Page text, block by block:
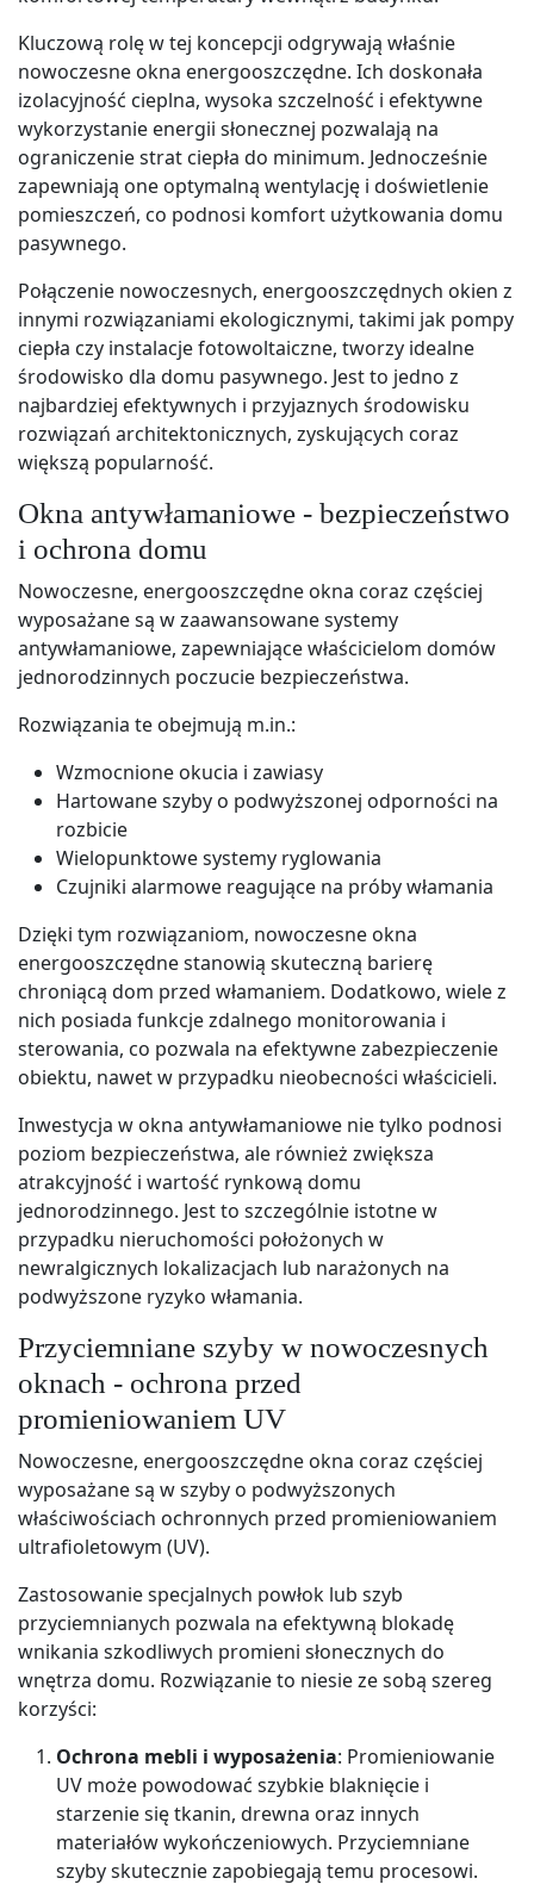
Kluczową rolę w tej koncepcji odgrywają właśnie
nowoczesne okna energooszczędne. Ich doskonała
izolacyjność cieplna, wysoka szczelność i efektywne
wykorzystanie energii słonecznej pozwalają na
ograniczenie strat ciepła do minimum. Jednocześnie
zapewniają one optymalną wentylację i doświetlenie
pomieszczeń, co podnosi komfort użytkowania domu
pasywnego.
Połączenie nowoczesnych, energooszczędnych okien z
innymi rozwiązaniami ekologicznymi, takimi jak pompy
ciepła czy instalacje fotowoltaiczne, tworzy idealne
środowisko dla domu pasywnego. Jest to jedno z
najbardziej efektywnych i przyjaznych środowisku
rozwiązań architektonicznych, zyskujących coraz
większą popularność.
Okna antywłamaniowe - bezpieczeństwo
i ochrona domu
Nowoczesne, energooszczędne okna coraz częściej
wyposażane są w zaawansowane systemy
antywłamaniowe, zapewniające właścicielom domów
jednorodzinnych poczucie bezpieczeństwa.
Rozwiązania te obejmują m.in.:
Wzmocnione okucia i zawiasy
Hartowane szyby o podwyższonej odporności na
rozbicie
Wielopunktowe systemy ryglowania
Czujniki alarmowe reagujące na próby włamania
Dzięki tym rozwiązaniom, nowoczesne okna
energooszczędne stanowią skuteczną barierę
chroniącą dom przed włamaniem. Dodatkowo, wiele z
nich posiada funkcje zdalnego monitorowania i
sterowania, co pozwala na efektywne zabezpieczenie
obiektu, nawet w przypadku nieobecności właścicieli.
Inwestycja w okna antywłamaniowe nie tylko podnosi
poziom bezpieczeństwa, ale również zwiększa
atrakcyjność i wartość rynkową domu
jednorodzinnego. Jest to szczególnie istotne w
przypadku nieruchomości położonych w
newralgicznych lokalizacjach lub narażonych na
podwyższone ryzyko włamania.
Przyciemniane szyby w nowoczesnych
oknach - ochrona przed
promieniowaniem UV
Nowoczesne, energooszczędne okna coraz częściej
wyposażane są w szyby o podwyższonych
właściwościach ochronnych przed promieniowaniem
ultrafioletowym (UV).
Zastosowanie specjalnych powłok lub szyb
przyciemnianych pozwala na efektywną blokadę
wnikania szkodliwych promieni słonecznych do
wnętrza domu. Rozwiązanie to niesie ze sobą szereg
korzyści:
Ochrona mebli i wyposażenia: Promieniowanie
UV może powodować szybkie blaknięcie i
starzenie się tkanin, drewna oraz innych
materiałów wykończeniowych. Przyciemniane
szyby skutecznie zapobiegają temu procesowi.